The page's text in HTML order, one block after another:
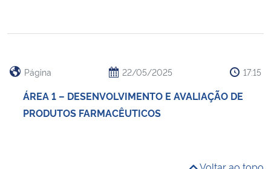
Página 22/05/2025 17:15
ÁREA 1 – DESENVOLVIMENTO E AVALIAÇÃO DE
PRODUTOS FARMACÊUTICOS
Voltar ao topo